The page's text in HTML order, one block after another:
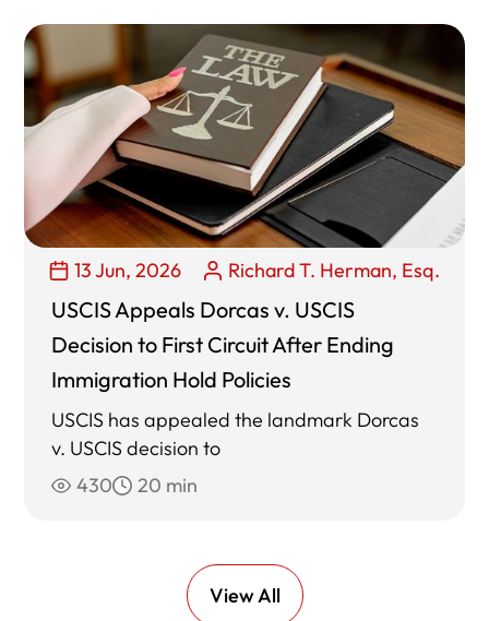
13 Jun, 2026 Richard T. Herman, Esq.
USCIS Appeals Dorcas v. USCIS
Decision to First Circuit After Ending
Immigration Hold Policies
USCIS has appealed the landmark Dorcas
v. USCIS decision to
430
20 min
View All